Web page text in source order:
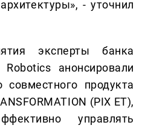
- уточнил
эксперты банка
анонсировали
совместного продукта
(PIX ET),
управлять